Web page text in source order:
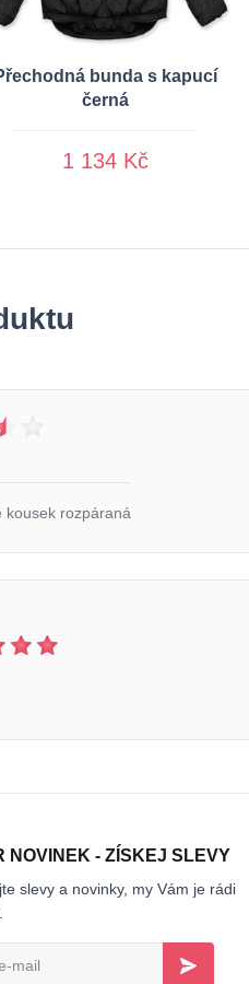
bunda s kapucí
černá
1 134 Kč
kousek rozpáraná
NOVINEK - ZÍSKEJ SLEVY
slevy a novinky, my Vám je rádi